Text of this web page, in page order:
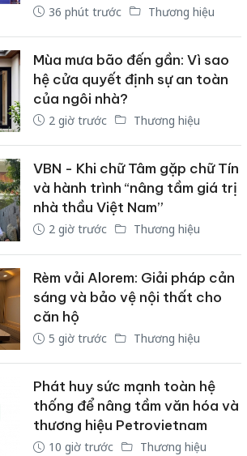
36 phút trước Thương hiệu
Mùa mưa bão đến gần: Vì sao
hệ cửa quyết định sự an toàn
của ngôi nhà?
2 giờ trước Thương hiệu
VBN - Khi chữ Tâm gặp chữ Tín
và hành trình “nâng tầm giá trị
nhà thầu Việt Nam”
2 giờ trước Thương hiệu
Rèm vải Alorem: Giải pháp cản
sáng và bảo vệ nội thất cho
căn hộ
5 giờ trước Thương hiệu
Phát huy sức mạnh toàn hệ
thống để nâng tầm văn hóa và
thương hiệu Petrovietnam
10 giờ trước Thương hiệu